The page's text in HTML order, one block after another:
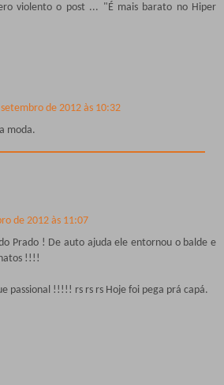
violento o post ... "É mais barato no Hiper
de 2012 às 10:32
moda.
de 2012 às 11:07
Prado ! De auto ajuda ele entornou o balde e
!!!!
passional !!!!! rs rs rs Hoje foi pega prá capá.